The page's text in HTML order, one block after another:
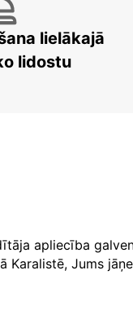
lielākajā
lidostu
apliecība
Jums